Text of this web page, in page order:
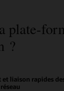
plate-
?
liaison rapides